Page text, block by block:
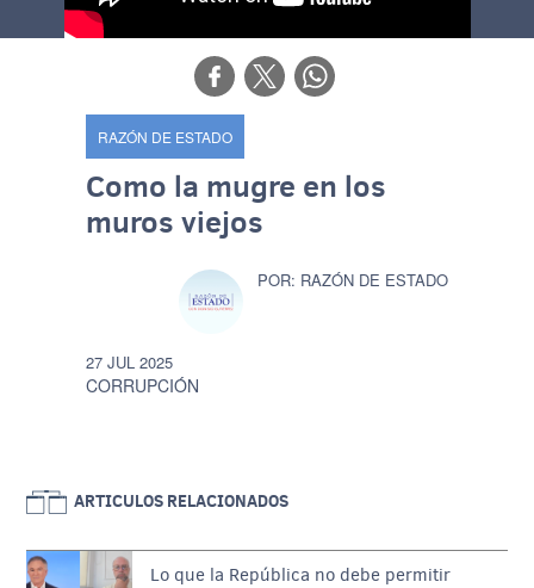
RAZÓN DE ESTADO
Como la mugre en los
muros viejos
CORRUPCIÓN
RAZÓN DE ESTADO
27 JUL 2025
ARTICULOS RELACIONADOS
Lo que la República no debe permitir